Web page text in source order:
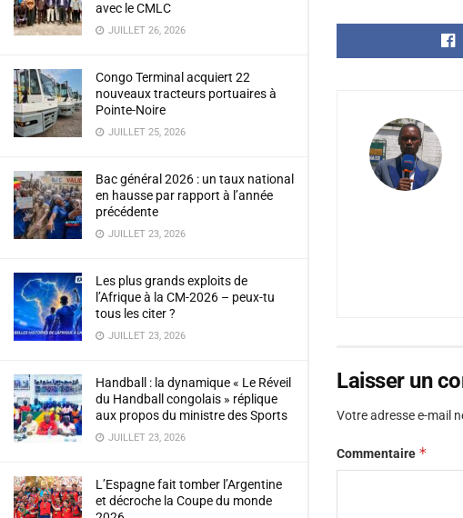
avec le CMLC
JUILLET 26, 2026
Congo Terminal acquiert 22
nouveaux tracteurs portuaires à
Pointe-Noire
JUILLET 25, 2026
Bac général 2026 : un taux national
en hausse par rapport à l’année
précédente
JUILLET 23, 2026
Les plus grands exploits de
l’Afrique à la CM-2026 – peux-tu
tous les citer ?
JUILLET 23, 2026
Handball : la dynamique « Le Réveil
du Handball congolais » réplique
aux propos du ministre des Sports
JUILLET 23, 2026
L’Espagne fait tomber l’Argentine
et décroche la Coupe du monde
Laisser un
Votre adresse e-mail
Commentaire *